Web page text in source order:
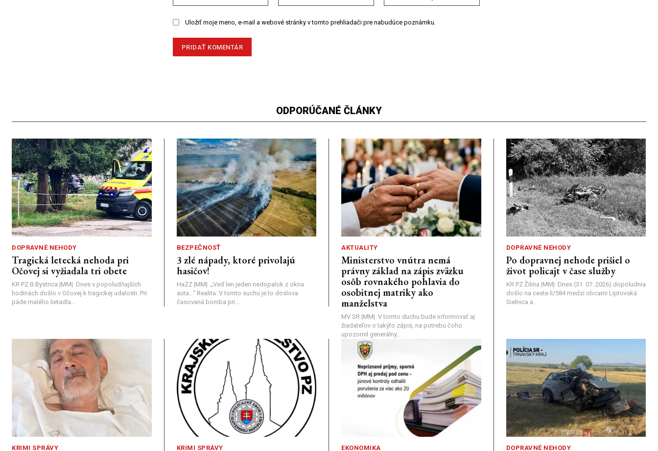
stránky:
Uložiť moje meno, e-mail a webové stránky v tomto prehliadači pre nabudúce poznámku.
ODPORÚČANÉ ČLÁNKY
DOPRAVNÉ NEHODY
Tragická letecká nehoda pri
Očovej si vyžiadala tri obete
KR PZ B.Bystrica |MM| Dnes v popoludňajších
hodinách došlo v Očovej k tragickej udalosti. Pri
páde malého lietadla...
BEZPEČNOSŤ
3 zlé nápady, ktoré privolajú
hasičov!
HaZZ |MM| ​„Veď len jeden nedopalok z okna
auta...“ ​Realita: V tomto suchu je to doslova
časovaná bomba pri...
AKTUALITY
Ministerstvo vnútra nemá
právny základ na zápis zväzku
osôb rovnakého pohlavia do
osobitnej matriky ako
manželstva
MV SR |MM| V tomto duchu bude informovať aj
žiadateľov o takýto zápis, na potrebu čoho
upozornil generálny...
DOPRAVNÉ NEHODY
Po dopravnej nehode prišiel o
život policajt v čase služby
KR PZ Žilina |MM| Dnes (31. 07. 2026) dopoludnia
došlo na ceste II/584 medzi obcami Liptovská
Sielnica a...
KRIMI SPRÁVY KRIMI SPRÁVY EKONOMIKA DOPRAVNÉ NEHODY